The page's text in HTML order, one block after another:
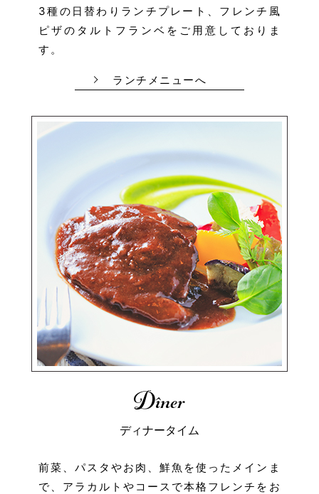
3種の日替わりランチプレート、 フレンチ風
ピザのタルトフランベ をご用意しておりま
す。
ランチメニューへ
Dîner
ディナータイム
前菜、パスタやお肉、鮮魚を使った メインま
で、アラカルトやコースで本格フレンチをお